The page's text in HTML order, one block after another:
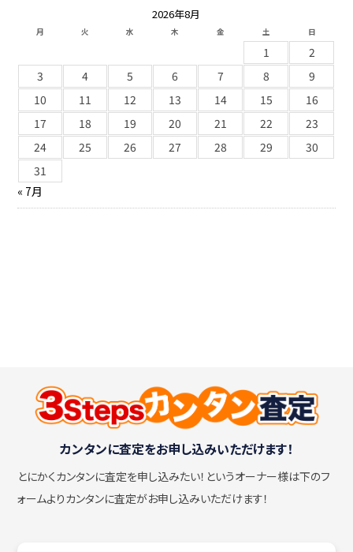
2026年8月
月 火 水 木 金 土 日
1
2
3
4 5 6 7 8
9
10
11 12 13 14 15
16
17
18 19 20 21 22
23
24
25 26 27 28 29
30
31
« 7月
カンタンに査定をお申し込みいただけます！
とにかくカンタンに査定を申し込みたい！ というオーナー様は下のフ
ォームよりカンタンに査定がお申し込みいただけます！